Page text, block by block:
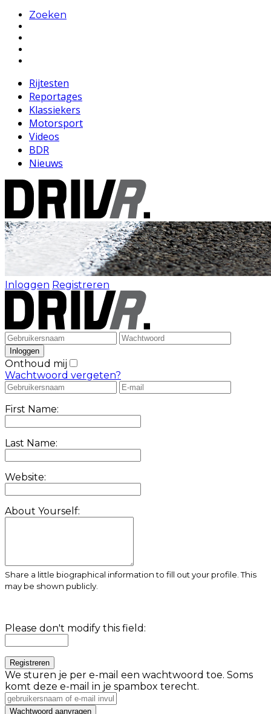
Zoeken
Rijtesten
Reportages
Klassiekers
Motorsport
Videos
BDR
Nieuws
Inloggen Registreren
Onthoud mij
Wachtwoord vergeten?
First Name:
Last Name:
Website:
About Yourself:
Share a little biographical information to fill out your profile. This
may be shown publicly.
Please don't modify this field:
We sturen je per e-mail een wachtwoord toe. Soms
komt deze e-mail in je spambox terecht.